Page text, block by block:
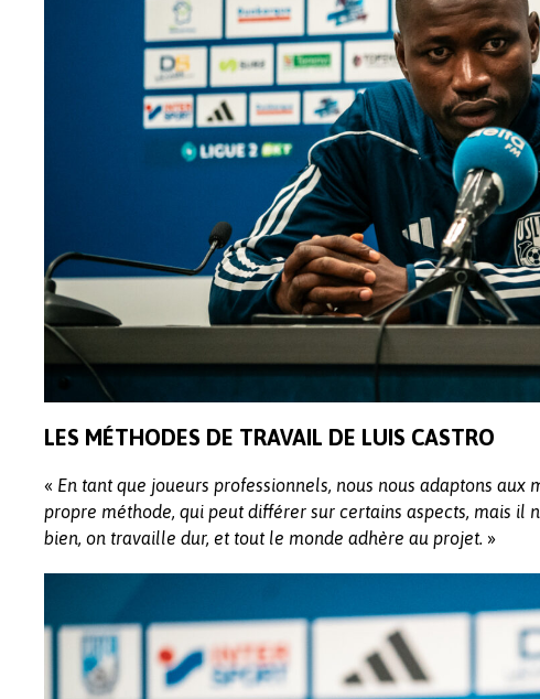
LES MÉTHODES DE TRAVAIL DE LUIS CASTRO
« En tant que joueurs professionnels, nous nous adaptons
propre méthode, qui peut différer sur certains aspects, mais il
bien, on travaille dur, et tout le monde adhère au projet. »